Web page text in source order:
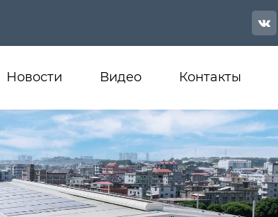

Новости Видео Контакты